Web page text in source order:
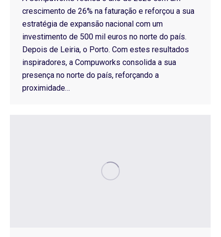
crescimento de 26% na faturação e reforçou a sua
estratégia de expansão nacional com um
investimento de 500 mil euros no norte do país.
Depois de Leiria, o Porto. Com estes resultados
inspiradores, a Compuworks consolida a sua
presença no norte do país, reforçando a
proximidade…